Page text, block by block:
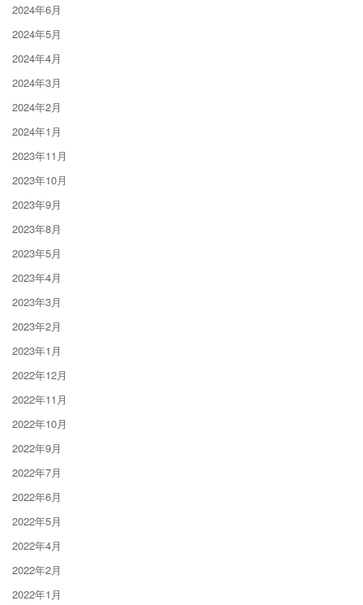
2024年6月
2024年5月
2024年4月
2024年3月
2024年2月
2024年1月
2023年11月
2023年10月
2023年9月
2023年8月
2023年5月
2023年4月
2023年3月
2023年2月
2023年1月
2022年12月
2022年11月
2022年10月
2022年9月
2022年7月
2022年6月
2022年5月
2022年4月
2022年2月
2022年1月